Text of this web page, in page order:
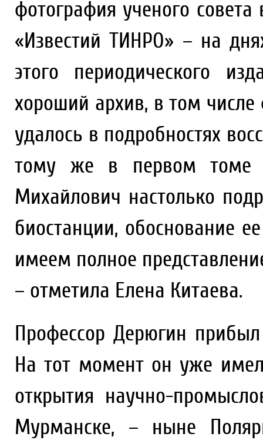
фотография ученого
«Известий ТИНРО» – на
этого периодического
хороший архив, в том числе
удалось в подробностях
тому же в первом томе
Михайлович настолько
биостанции, обоснование
имеем полное
– отметила Елена Китаева.
Профессор Дерюгин
На тот момент он уже
открытия научно-
Мурманске, – ныне